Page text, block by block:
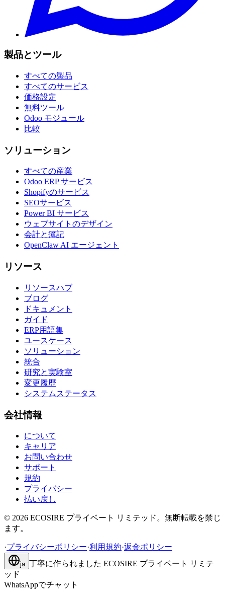
製品とツール
すべての製品
すべてのサービス
価格設定
無料ツール
Odoo モジュール
比較
ソリューション
すべての産業
Odoo ERP サービス
Shopifyのサービス
SEOサービス
Power BI サービス
ウェブサイトのデザイン
会計と簿記
OpenClaw AI エージェント
リソース
リソースハブ
ブログ
ドキュメント
ガイド
ERP用語集
ユースケース
ソリューション
統合
研究と実験室
変更履歴
システムステータス
会社情報
について
キャリア
お問い合わせ
サポート
規約
プライバシー
払い戻し
© 2026 ECOSIRE プライベート リミテッド。無断転載を禁じ
ます。
·プライバシーポリシー·利用規約·返金ポリシー
ja 丁寧に作られました ECOSIRE プライベート リミテ
ッド
WhatsAppでチャット